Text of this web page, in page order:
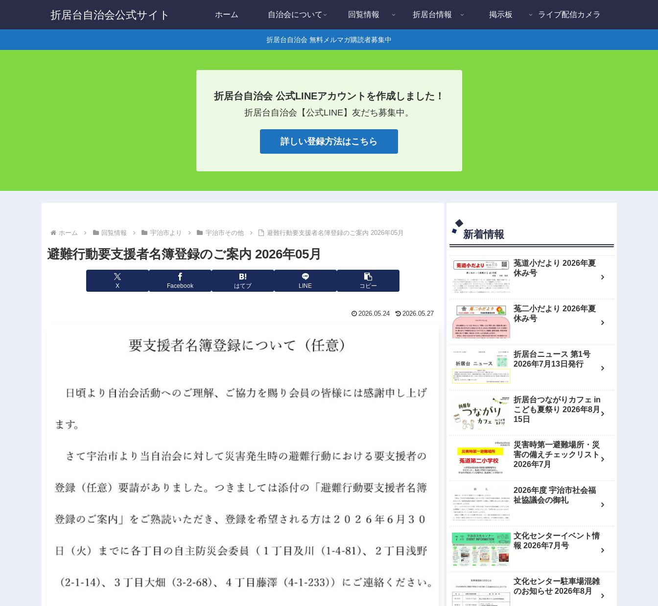
折居台自治会公式サイト ホーム 自治会について 回覧情報 折居台情報 掲示板 ライブ配信カメラ
折居台自治会 無料メルマガ購読者募集中
折居台自治会 公式LINEアカウントを作成しました！
折居台自治会【公式LINE】友だち募集中。
詳しい登録方法はこちら
ホーム 回覧情報 宇治市より 宇治市その他 避難行動要支援者名簿登録のご案内 2026年05月
避難行動要支援者名簿登録のご案内 2026年05月
X Facebook はてブ LINE コピー
2026.05.24 2026.05.27
新着情報
菟道小だより 2026年夏
休み号
菟二小だより 2026年夏
休み号
折居台ニュース 第1号
2026年7月13日発行
折居台つながりカフェ in
こども夏祭り 2026年8月
15日
災害時第一避難場所・災
害の備えチェックリスト
2026年7月
2026年度 宇治市社会福
祉協議会の御礼
文化センターイベント情
報 2026年7月号
文化センター駐車場混雑
のお知らせ 2026年8月